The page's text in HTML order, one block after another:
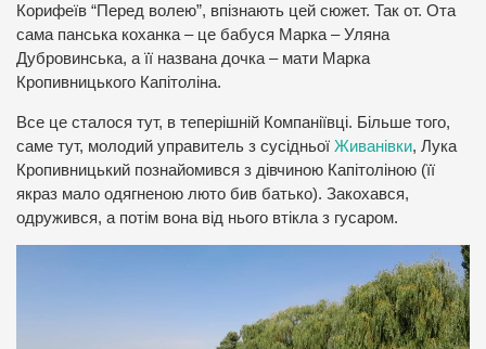
Корифеїв “Перед волею”, впізнають цей сюжет. Так от. Ота
сама панська коханка – це бабуся Марка – Уляна
Дубровинська, а її названа дочка – мати Марка
Кропивницького Капітоліна.
Все це сталося тут, в теперішній Компаніївці. Більше того,
саме тут, молодий управитель з сусідньої Живанівки, Лука
Кропивницький познайомився з дівчиною Капітоліною (її
якраз мало одягненою люто бив батько). Закохався,
одружився, а потім вона від нього втікла з гусаром.